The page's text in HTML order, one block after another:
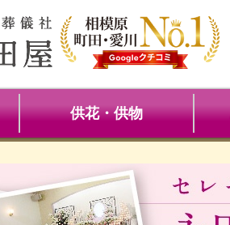
供花・供物